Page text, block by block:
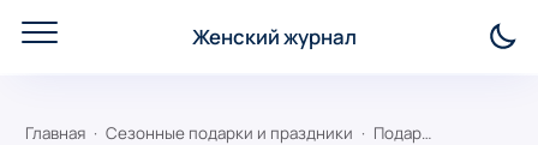
Женский журнал
Главная Сезонные подарки и праздники Подарки на День работника образования в октябре